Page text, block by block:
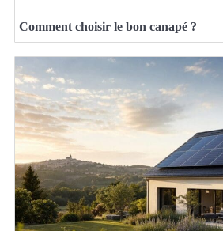
Comment choisir le bon canapé ?